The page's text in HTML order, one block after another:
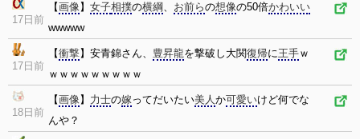
17日前
【画像】 女子相撲の横綱、 お前らの想像の50倍かわいい
wwwww
17日前
【衝撃】安青錦さん、 豊昇龍を撃破し大関復帰に王手ｗ
ｗｗｗｗｗｗｗｗｗ
18日前
【画像】 力士の嫁ってだいたい美人か可愛いけど何でな
んや？